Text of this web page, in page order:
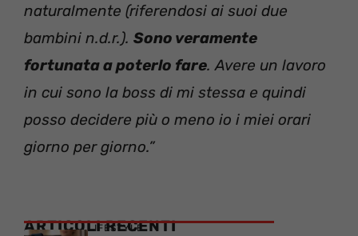
naturalmente (riferendosi ai suoi due
bambini n.d.r.). Sono veramente
fortunata a poterlo fare. Avere un lavoro
in cui sono la boss di mi stessa e quindi
posso decidere più o meno io i miei orari
giorno per giorno.”
ARTICOLI RECENTI
LIFESTYLE